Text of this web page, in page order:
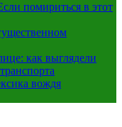
помириться в этот
как выглядели
вождя